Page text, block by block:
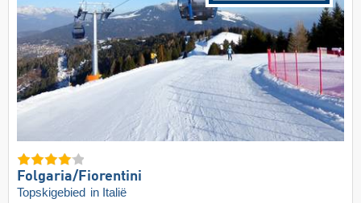
Folgaria/​Fiorentini
Topskigebied in Italië